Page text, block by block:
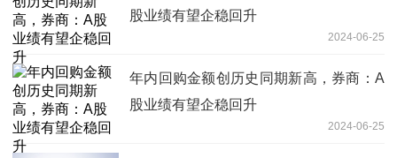
股业绩有望企稳回升
2024-06-25
年内回购金额创历史同期新高，券商：A
股业绩有望企稳回升
2024-06-25